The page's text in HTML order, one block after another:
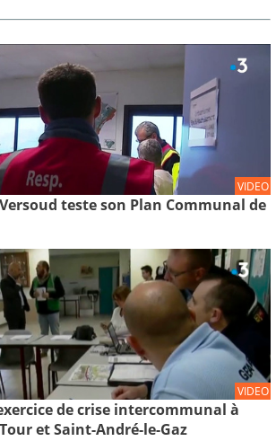
VIDEO
teste son Plan Communal de
VIDEO
de crise intercommunal à
et Saint-André-le-Gaz